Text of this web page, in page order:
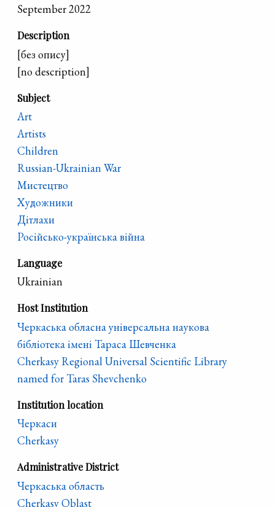
September 2022
Description
[без опису]
[no description]
Subject
Art
Artists
Children
Russian-Ukrainian War
Мистецтво
Художники
Дітлахи
Російсько-українська війна
Language
Ukrainian
Host Institution
Черкаська обласна універсальна наукова
бібліотека імені Тараса Шевченка
Cherkasy Regional Universal Scientific Library
named for Taras Shevchenko
Institution location
Черкаси
Cherkasy
Administrative District
Черкаська область
Cherkasy Oblast